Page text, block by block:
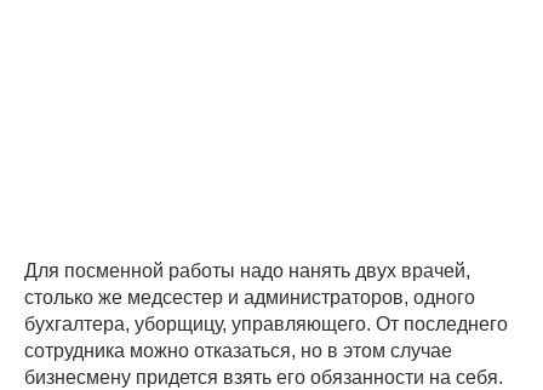
Для посменной работы надо нанять двух врачей,
столько же медсестер и администраторов, одного
бухгалтера, уборщицу, управляющего. От последнего
сотрудника можно отказаться, но в этом случае
бизнесмену придется взять его обязанности на себя.